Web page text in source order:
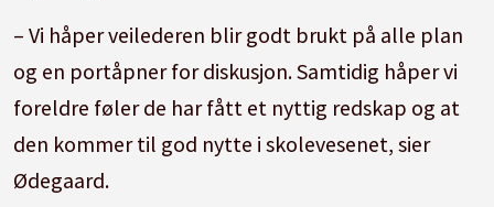
– Vi håper veilederen blir godt brukt på alle plan
og en portåpner for diskusjon. Samtidig håper vi
foreldre føler de har fått et nyttig redskap og at
den kommer til god nytte i skolevesenet, sier
Ødegaard.